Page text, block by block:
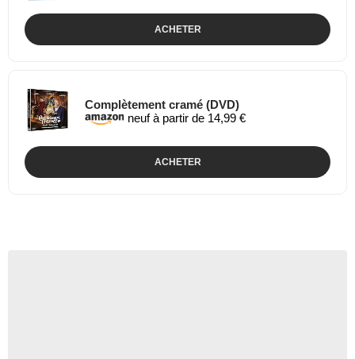
ACHETER
Complètement cramé (DVD)
neuf à partir de 14,99 €
ACHETER